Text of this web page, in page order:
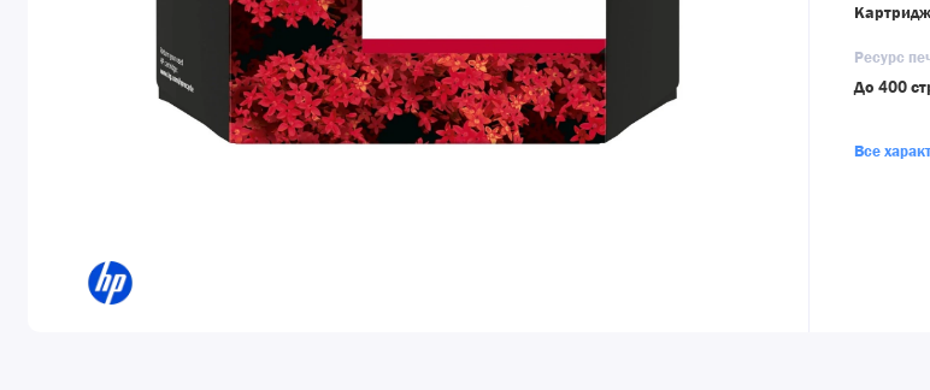
Картридж
Ресурс
До 400
Все